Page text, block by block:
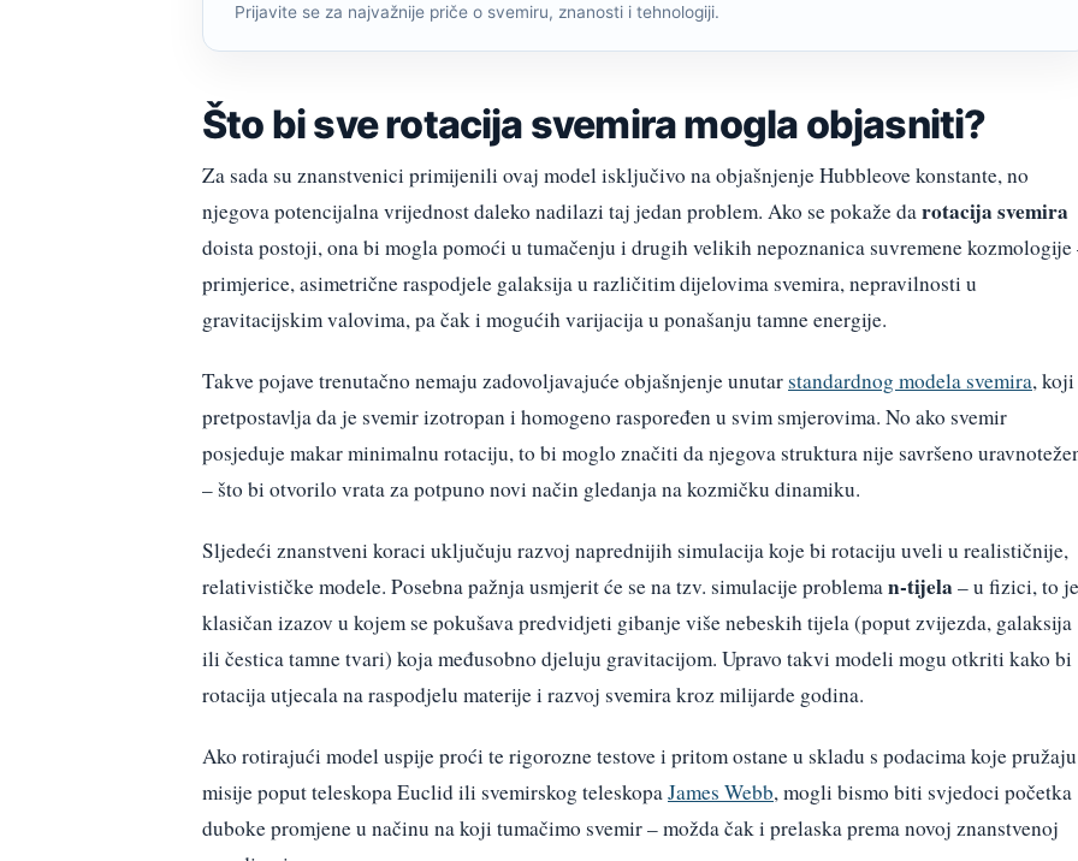
Prijavite se za najvažnije priče o svemiru, znanosti i tehnologiji.
Što bi sve rotacija svemira mogla objasniti?
Za sada su znanstvenici primijenili ovaj model isključivo na objašnjenje Hubbleove konstante, no
njegova potencijalna vrijednost daleko nadilazi taj jedan problem. Ako se pokaže darotacija svemira
doista postoji, ona bi mogla pomoći u tumačenju i drugih velikih nepoznanica suvremene kozmologije
primjerice, asimetrične raspodjele galaksija u različitim dijelovima svemira, nepravilnosti u
gravitacijskim valovima, pa čak i mogućih varijacija u ponašanju tamne energije.
Takve pojave trenutačno nemaju zadovoljavajuće objašnjenje unutarstandardnog modela svemira, koji
pretpostavlja da je svemir izotropan i homogeno raspoređen u svim smjerovima. No ako svemir
posjeduje makar minimalnu rotaciju, to bi moglo značiti da njegova struktura nije savršeno
– što bi otvorilo vrata za potpuno novi način gledanja na kozmičku dinamiku.
Sljedeći znanstveni koraci uključuju razvoj naprednijih simulacija koje bi rotaciju uveli u realističnije,
relativističke modele. Posebna pažnja usmjerit će se na tzv. simulacije probleman-tijela – u fizici, to je
klasičan izazov u kojem se pokušava predvidjeti gibanje više nebeskih tijela (poput zvijezda, galaksija
ili čestica tamne tvari) koja međusobno djeluju gravitacijom. Upravo takvi modeli mogu otkriti kako bi
rotacija utjecala na raspodjelu materije i razvoj svemira kroz milijarde godina.
Ako rotirajući model uspije proći te rigorozne testove i pritom ostane u skladu s podacima koje pružaju
misije poput teleskopa Euclid ili svemirskog teleskopaJames Webb, mogli bismo biti svjedoci početka
duboke promjene u načinu na koji tumačimo svemir – možda čak i prelaska prema novoj znanstvenoj